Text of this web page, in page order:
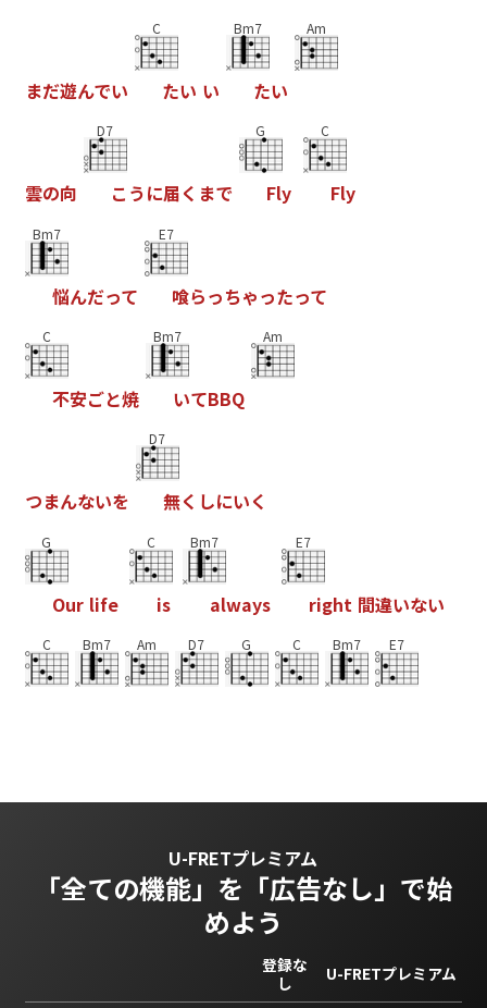
まだ遊んでい
C
たい い
Bm7
たい
Am
雲の向
D7
こ う に届く まで
G
Fly
C
Fly
Bm7
悩んだって
E7
喰らっちゃったって
C
不安ごと焼
Bm7
いてBBQ
Am
つまんないを
D7
無く しにいく
G
Our life
C
is
Bm7
always
E7
right 間違いない
C Bm7 Am D7 G C Bm7 E7
U-FRETプレミアム
「全ての機能」を 「広告なし」で始
めよう
登録な
し
U-FRETプレミアム